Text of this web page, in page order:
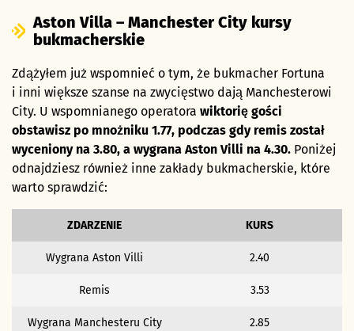
Aston Villa – Manchester City kursy
bukmacherskie
Zdążyłem już wspomnieć o tym, że bukmacher Fortuna
i inni większe szanse na zwycięstwo dają Manchesterowi
City. U wspomnianego operatora wiktorię gości
obstawisz po mnożniku 1.77, podczas gdy remis został
wyceniony na 3.80, a wygrana Aston Villi na 4.30. Poniżej
odnajdziesz również inne zakłady bukmacherskie, które
warto sprawdzić:
ZDARZENIE KURS
Wygrana Aston Villi 2.40
Remis 3.53
Wygrana Manchesteru City 2.85